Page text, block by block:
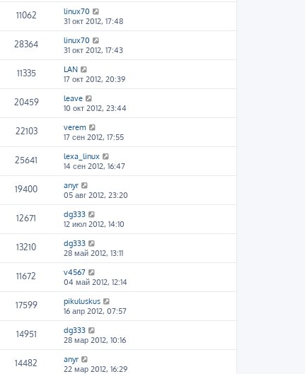
11062
linux70
31 окт 2012, 17:48
28364
linux70
31 окт 2012, 17:43
11335
LAN
17 окт 2012, 20:39
20459
leave
10 окт 2012, 23:44
22103
verem
17 сен 2012, 17:55
25641
lexa_linux
14 сен 2012, 16:47
19400
anyr
05 авг 2012, 23:20
12671
dg333
12 июл 2012, 14:10
13210
dg333
28 май 2012, 13:11
11672
v4567
04 май 2012, 12:14
17599
pikuluskus
16 апр 2012, 07:57
14951
dg333
28 мар 2012, 10:16
14482
anyr
22 мар 2012, 16:29